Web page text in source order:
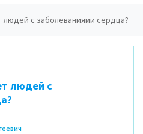
людей с заболеваниями сердца?
людей с